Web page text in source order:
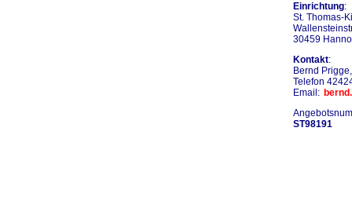
Einrichtung:
St. Thomas-
30459
Kontakt:
Bernd
Telefon
Email:
ST98191